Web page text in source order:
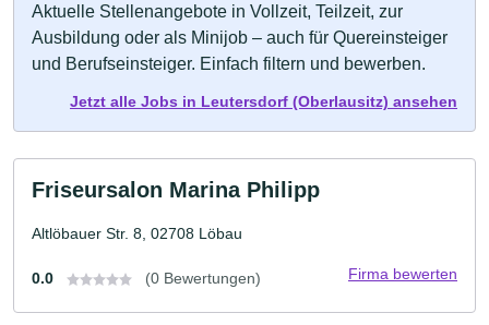
Aktuelle Stellenangebote in Vollzeit, Teilzeit, zur
Ausbildung oder als Minijob – auch für Quereinsteiger
und Berufseinsteiger. Einfach filtern und bewerben.
Jetzt alle Jobs in Leutersdorf (Oberlausitz) ansehen
Friseursalon Marina Philipp
Altlöbauer Str. 8, 02708 Löbau
0.0 (0 Bewertungen) Firma bewerten